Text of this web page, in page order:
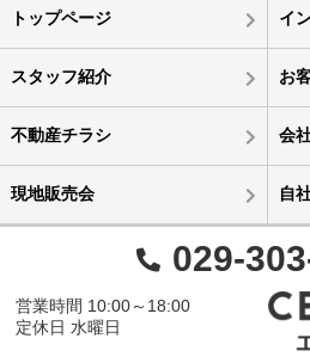
トップページ イ
スタッフ紹介 お
不動産チラシ 会
現地販売会 自
029-
営業時間 10:00～18:00
定休日 水曜日